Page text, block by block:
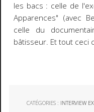
les bacs : celle de
Apparences" (avec
celle du
bâtisseur. Et tout ceci
CATÉGORIES : INTERVIEW